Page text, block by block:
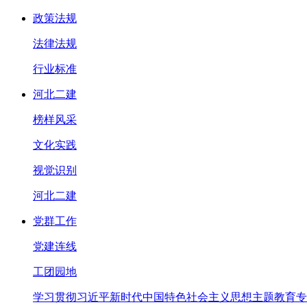
政策法规
法律法规
行业标准
河北二建
榜样风采
文化实践
视觉识别
河北二建
党群工作
党建连线
工团园地
学习贯彻习近平新时代中国特色社会主义思想主题教育